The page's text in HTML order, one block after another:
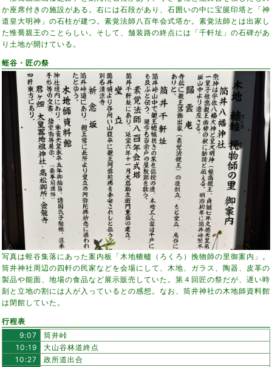
か座席付きの施設がある。右には石段があり、石囲いの中に宝篋印塔と「神
道皇大明神」の石柱が建つ。素覚法師八百年会式塔か。素覚法師とは出家し
た惟喬親王のことらしい。そして、舗装路の終点には「千軒址」の石碑があ
り土地が開けている。
蛭谷・匠の祭
写真は蛭谷集落にあった案内板「木地轆轤（ろくろ）挽物師の里御案内」。
筒井神社周辺の四軒の民家などを会場にして、木地、ガラス、陶器、皮革の
製品や能面、地場の食品など展示販売していた。第４回匠の祭だが、遅い時
刻と立地の割には人が入っているとの感想。なお、筒井神社の木地師資料館
は閉館していた。
行程表
9:07
筒井峠
10:19
大山谷林道終点
10:27
政所道出合